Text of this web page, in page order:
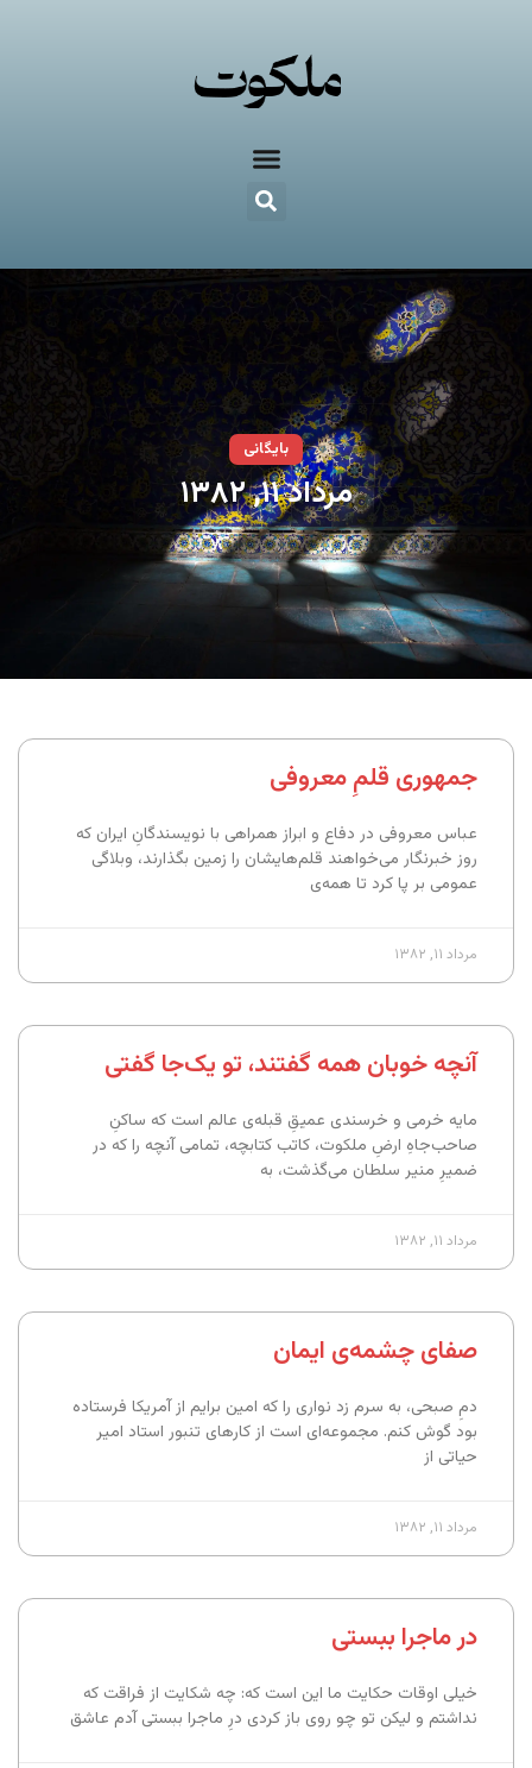
بایگانی
مرداد ۱۱, ۱۳۸۲
جمهوری قلمِ معروفی
عباس معروفی در دفاع و ابراز همراهی با نویسندگانِ ایران که
روز خبرنگار می‌خواهند قلم‌هایشان را زمین بگذارند، وبلاگی
عمومی بر پا کرد تا همه‌ی
مرداد ۱۱, ۱۳۸۲
آنچه خوبان همه گفتند، تو یک‌جا گفتی
مایه خرمی و خرسندی عمیقِ قبله‌ی عالم است که ساکنِ
صاحب‌جاهِ ارضِ ملکوت، کاتب کتابچه، تمامی آنچه را که در
ضمیرِ منیر سلطان می‌گذشت، به
مرداد ۱۱, ۱۳۸۲
صفای چشمه‌ی ایمان
دمِ صبحی، به سرم زد نواری را که امین برایم از آمریکا فرستاده
بود گوش کنم. مجموعه‌ای است از کارهای تنبور استاد امیر
حیاتی از
مرداد ۱۱, ۱۳۸۲
در ماجرا ببستی
خیلی اوقات حکایت ما این است که: چه شکایت از فراقت که
نداشتم و لیکن تو چو روی باز کردی درِ ماجرا ببستی آدم عاشق